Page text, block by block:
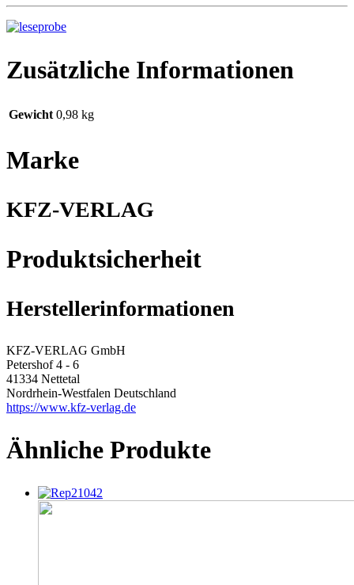
Zusätzliche Informationen
Gewicht 0,98 kg
Marke
KFZ-VERLAG
Produktsicherheit
Herstellerinformationen
KFZ-VERLAG GmbH
Petershof 4 - 6
41334 Nettetal
Nordrhein-Westfalen Deutschland
https://www.kfz-verlag.de
Ähnliche Produkte